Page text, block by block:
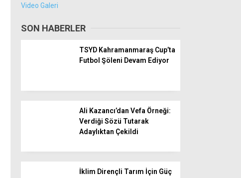
Video Galeri
SON HABERLER
TSYD Kahramanmaraş Cup’ta
Futbol Şöleni Devam Ediyor
Ali Kazancı’dan Vefa Örneği:
Verdiği Sözü Tutarak
Adaylıktan Çekildi
İklim Dirençli Tarım İçin Güç